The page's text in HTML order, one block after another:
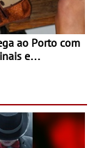
ao Porto com
e